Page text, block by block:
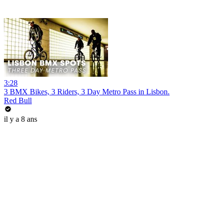
3:28
3 BMX Bikes, 3 Riders, 3 Day Metro Pass in Lisbon.
Red Bull
il y a 8 ans